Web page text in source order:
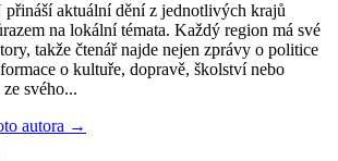
aktuální dění z jednotlivých krajů
na lokální témata. Každý region má své
takže čtenář najde nejen zprávy o politice
o kultuře, dopravě, školství nebo
svého...
autora →